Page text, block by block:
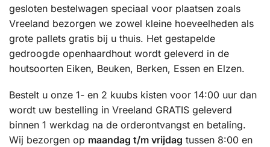
gesloten bestelwagen speciaal voor plaatsen zoals
Vreeland bezorgen we zowel kleine hoeveelheden als
grote pallets gratis bij u thuis. Het gestapelde
gedroogde openhaardhout wordt geleverd in de
houtsoorten Eiken, Beuken, Berken, Essen en Elzen.
Bestelt u onze 1- en 2 kuubs kisten voor 14:00 uur dan
wordt uw bestelling in Vreeland GRATIS geleverd
binnen 1 werkdag na de orderontvangst en betaling.
Wij bezorgen op maandag t/m vrijdag tussen 8:00 en